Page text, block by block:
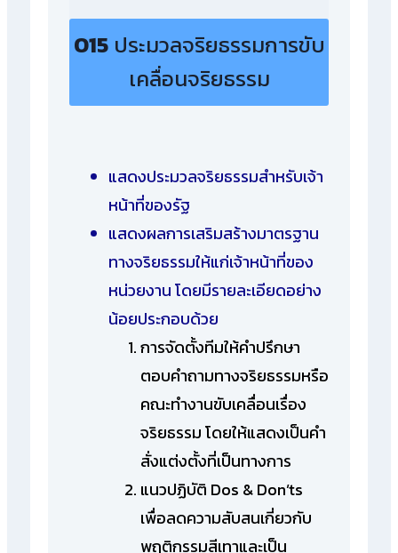
O15ประมวลจริยธรรมการขับ
เคลื่อนจริยธรรม
แสดงประมวลจริยธรรมสำหรับเจ้า
หน้าที่ของรัฐ
แสดงผลการเสริมสร้างมาตรฐาน
ทางจริยธรรมให้แก่เจ้าหน้าที่ของ
หน่วยงาน โดยมีรายละเอียดอย่าง
น้อยประกอบด้วย
การจัดตั้งทีมให้คำปรึกษา
ตอบคำถามทางจริยธรรมหรือ
คณะทำงานขับเคลื่อนเรื่อง
จริยธรรม โดยให้แสดงเป็นคำ
สั่งแต่งตั้งที่เป็นทางการ
แนวปฏิบัติ Dos & Don’ts
เพื่อลดความสับสนเกี่ยวกับ
พฤติกรรมสีเทาและเป็น